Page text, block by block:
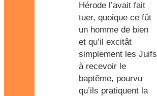
Hérode l’avait fait
tuer, quoique ce fût
un homme de bien
et qu’il excitât
simplement les Juifs
à recevoir le
baptême, pourvu
qu’ils pratiquent la